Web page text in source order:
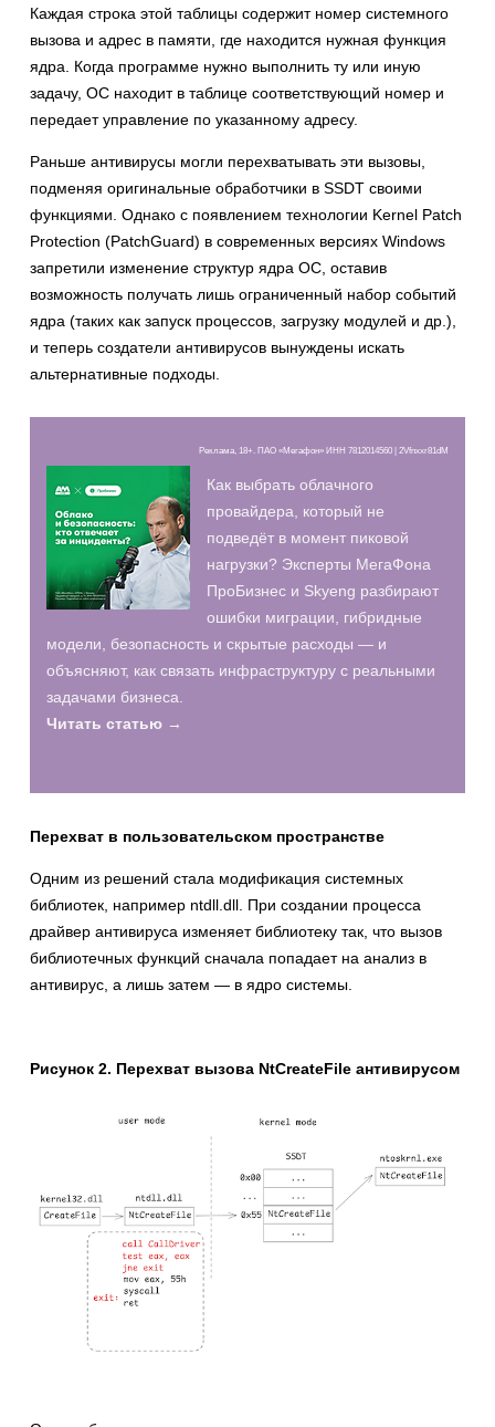
Каждая строка этой таблицы содержит номер системного
вызова и адрес в памяти, где находится нужная функция
ядра. Когда программе нужно выполнить ту или иную
задачу, ОС находит в таблице соответствующий номер и
передает управление по указанному адресу.
Раньше антивирусы могли перехватывать эти вызовы,
подменяя оригинальные обработчики в SSDT своими
функциями. Однако с появлением технологии Kernel Patch
Protection (PatchGuard) в современных версиях Windows
запретили изменение структур ядра ОС, оставив
возможность получать лишь ограниченный набор событий
ядра (таких как запуск процессов, загрузку модулей и др.),
и теперь создатели антивирусов вынуждены искать
альтернативные подходы.
Реклама, 18+. ПАО «Мегафон» ИНН 7812014560 | 2Vfnxxr81dM
Как выбрать облачного
провайдера, который не
подведёт в момент пиковой
нагрузки? Эксперты МегаФона
ПроБизнес и Skyeng разбирают
ошибки миграции, гибридные
модели, безопасность и скрытые расходы — и
объясняют, как связать инфраструктуру с реальными
задачами бизнеса.
Читать статью →
Перехват в пользовательском пространстве
Одним из решений стала модификация системных
библиотек, например ntdll.dll. При создании процесса
драйвер антивируса изменяет библиотеку так, что вызов
библиотечных функций сначала попадает на анализ в
антивирус, а лишь затем — в ядро системы.
Рисунок 2. Перехват вызова NtCreateFile антивирусом